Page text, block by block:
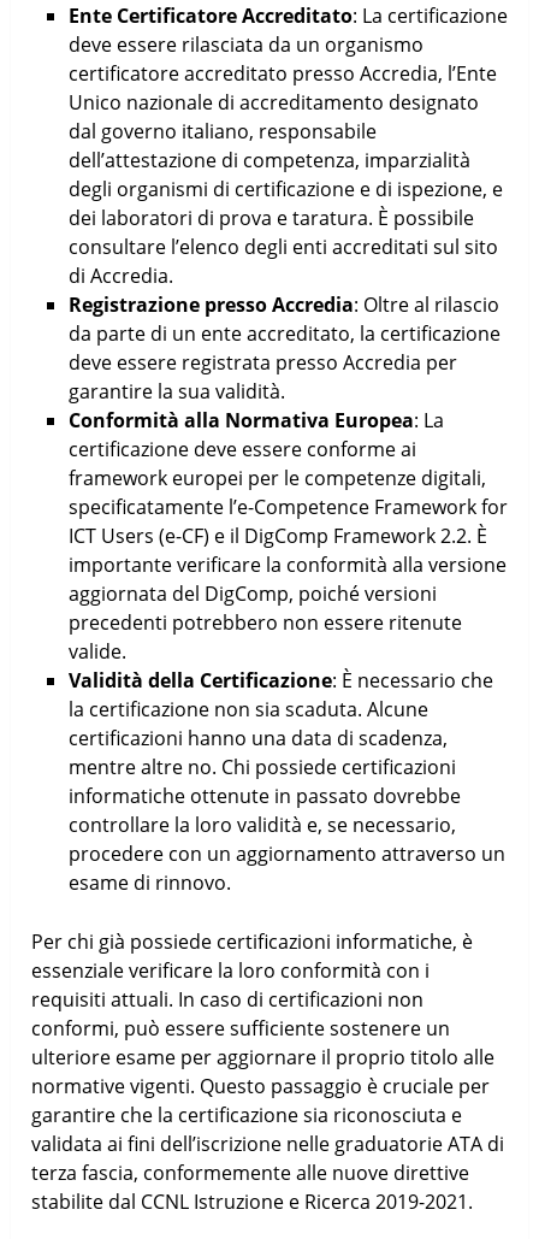
Ente Certificatore Accreditato: La certificazione
deve essere rilasciata da un organismo
certificatore accreditato presso Accredia, l’Ente
Unico nazionale di accreditamento designato
dal governo italiano, responsabile
dell’attestazione di competenza, imparzialità
degli organismi di certificazione e di ispezione, e
dei laboratori di prova e taratura. È possibile
consultare l’elenco degli enti accreditati sul sito
di Accredia.
Registrazione presso Accredia: Oltre al rilascio
da parte di un ente accreditato, la certificazione
deve essere registrata presso Accredia per
garantire la sua validità.
Conformità alla Normativa Europea: La
certificazione deve essere conforme ai
framework europei per le competenze digitali,
specificatamente l’e-Competence Framework for
ICT Users (e-CF) e il DigComp Framework 2.2. È
importante verificare la conformità alla versione
aggiornata del DigComp, poiché versioni
precedenti potrebbero non essere ritenute
valide.
Validità della Certificazione: È necessario che
la certificazione non sia scaduta. Alcune
certificazioni hanno una data di scadenza,
mentre altre no. Chi possiede certificazioni
informatiche ottenute in passato dovrebbe
controllare la loro validità e, se necessario,
procedere con un aggiornamento attraverso un
esame di rinnovo.
Per chi già possiede certificazioni informatiche, è
essenziale verificare la loro conformità con i
requisiti attuali. In caso di certificazioni non
conformi, può essere sufficiente sostenere un
ulteriore esame per aggiornare il proprio titolo alle
normative vigenti. Questo passaggio è cruciale per
garantire che la certificazione sia riconosciuta e
validata ai fini dell’iscrizione nelle graduatorie ATA di
terza fascia, conformemente alle nuove direttive
stabilite dal CCNL Istruzione e Ricerca 2019-2021.